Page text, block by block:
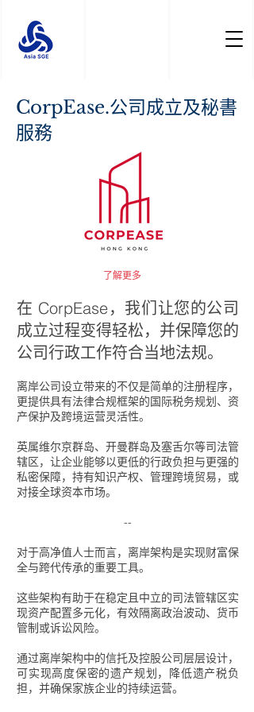
CorpEase.公司成立及秘書
服務
了解更多
在 CorpEase，我们让您的公司
成立过程变得轻松，并保障您的
公司行政工作符合当地法规。
离岸公司设立带来的不仅是简单的注册程序，
更提供具有法律合规框架的国际税务规划、资
产保护及跨境运营灵活性。
英属维尔京群岛、开曼群岛及塞舌尔等司法管
辖区，让企业能够以更低的行政负担与更强的
私密保障，持有知识产权、管理跨境贸易，或
对接全球资本市场。
--
对于高净值人士而言，离岸架构是实现财富保
全与跨代传承的重要工具。
这些架构有助于在稳定且中立的司法管辖区实
现资产配置多元化，有效隔离政治波动、货币
管制或诉讼风险。
通过离岸架构中的信托及控股公司层层设计，
可实现高度保密的遗产规划，降低遗产税负
担，并确保家族企业的持续运营。